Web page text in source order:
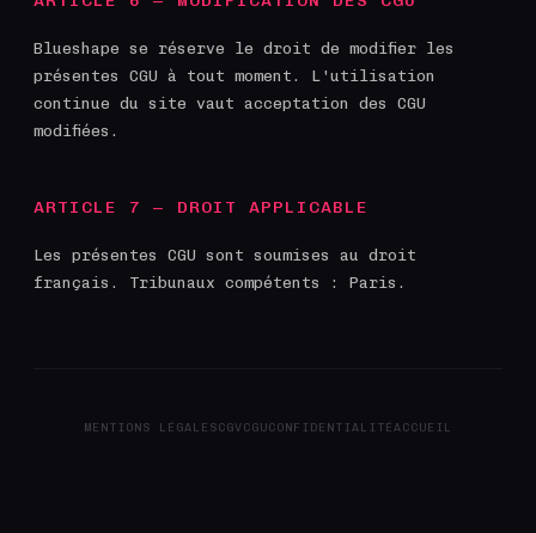
Blueshape se réserve le droit de modifier les
présentes CGU à tout moment. L'utilisation
continue du site vaut acceptation des CGU
modifiées.
ARTICLE 7 — DROIT APPLICABLE
Les présentes CGU sont soumises au droit
français. Tribunaux compétents : Paris.
MENTIONS LÉGALESCGVCGUCONFIDENTIALITÉACCUEIL